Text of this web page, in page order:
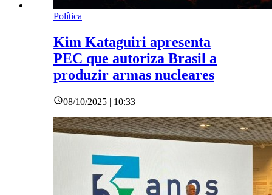
Política
Kim Kataguiri apresenta
PEC que autoriza Brasil a
produzir armas nucleares
08/10/2025 | 10:33